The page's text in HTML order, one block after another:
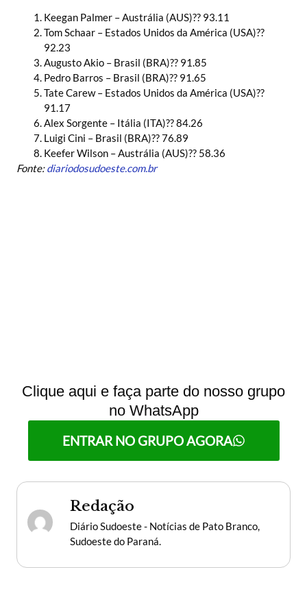
Keegan Palmer – Austrália (AUS)?? 93.11
Tom Schaar – Estados Unidos da América (USA)??
92.23
Augusto Akio – Brasil (BRA)?? 91.85
Pedro Barros – Brasil (BRA)?? 91.65
Tate Carew – Estados Unidos da América (USA)??
91.17
Alex Sorgente – Itália (ITA)?? 84.26
Luigi Cini – Brasil (BRA)?? 76.89
Keefer Wilson – Austrália (AUS)?? 58.36
Fonte:diariodosudoeste.com.br
Clique aqui e faça parte do nosso grupo
no WhatsApp
ENTRAR NO GRUPO AGORA
Redação
Diário Sudoeste - Notícias de Pato Branco,
Sudoeste do Paraná.